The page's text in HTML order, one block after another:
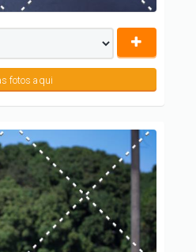
fotos aqui